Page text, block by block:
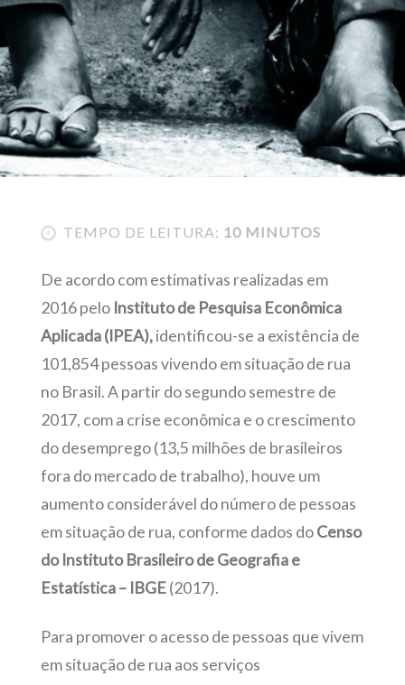
TEMPO DE LEITURA: 10 MINUTOS
De acordo com estimativas realizadas em
2016 pelo Instituto de Pesquisa Econômica
Aplicada (IPEA),identificou-se a existência de
101,854 pessoas vivendo em situação de rua
no Brasil. A partir do segundo semestre de
2017, com a crise econômica e o crescimento
do desemprego (13,5 milhões de brasileiros
fora do mercado de trabalho), houve um
aumento considerável do número de pessoas
em situação de rua, conforme dados doCenso
do Instituto Brasileiro de Geografia e
Estatística – IBGE(2017).
Para promover o acesso de pessoas que vivem
em situação de rua aos serviços